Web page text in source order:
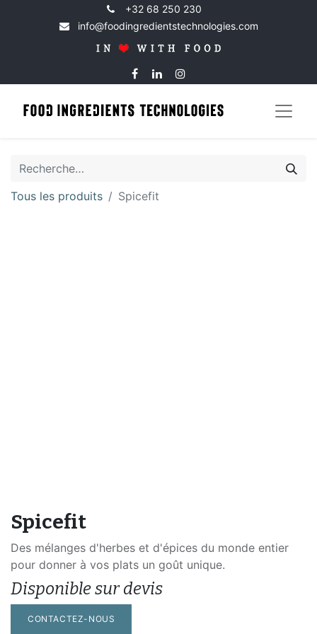
+32 68 250 230
info@foodingredientstechnologies.com
Tous les produits Spicefit
Spicefit
Des mélanges d'herbes et d'épices du monde entier
pour donner à vos plats un goût unique.
Disponible sur devis
CONTACTEZ-NOUS